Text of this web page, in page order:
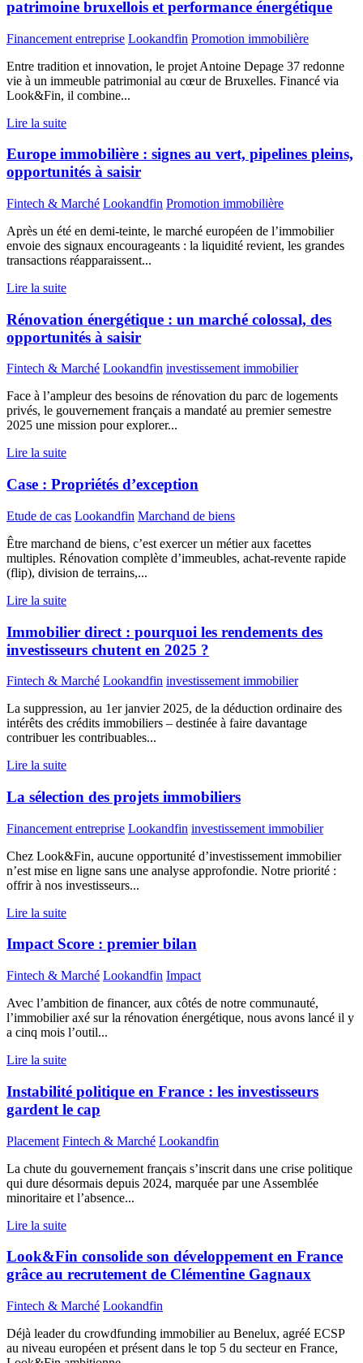
patrimoine bruxellois et performance énergétique
Financement entreprise Lookandfin Promotion immobilière
Entre tradition et innovation, le projet Antoine Depage 37 redonne
vie à un immeuble patrimonial au cœur de Bruxelles. Financé via
Look&Fin, il combine...
Lire la suite
Europe immobilière : signes au vert, pipelines pleins,
opportunités à saisir
Fintech & Marché Lookandfin Promotion immobilière
Après un été en demi-teinte, le marché européen de l’immobilier
envoie des signaux encourageants : la liquidité revient, les grandes
transactions réapparaissent...
Lire la suite
Rénovation énergétique : un marché colossal, des
opportunités à saisir
Fintech & Marché Lookandfin investissement immobilier
Face à l’ampleur des besoins de rénovation du parc de logements
privés, le gouvernement français a mandaté au premier semestre
2025 une mission pour explorer...
Lire la suite
Case : Propriétés d’exception
Etude de cas Lookandfin Marchand de biens
Être marchand de biens, c’est exercer un métier aux facettes
multiples. Rénovation complète d’immeubles, achat-revente rapide
(flip), division de terrains,...
Lire la suite
Immobilier direct : pourquoi les rendements des
investisseurs chutent en 2025 ?
Fintech & Marché Lookandfin investissement immobilier
La suppression, au 1er janvier 2025, de la déduction ordinaire des
intérêts des crédits immobiliers – destinée à faire davantage
contribuer les contribuables...
Lire la suite
La sélection des projets immobiliers
Financement entreprise Lookandfin investissement immobilier
Chez Look&Fin, aucune opportunité d’investissement immobilier
n’est mise en ligne sans une analyse approfondie. Notre priorité :
offrir à nos investisseurs...
Lire la suite
Impact Score : premier bilan
Fintech & Marché Lookandfin Impact
Avec l’ambition de financer, aux côtés de notre communauté,
l’immobilier axé sur la rénovation énergétique, nous avons lancé il y
a cinq mois l’outil...
Lire la suite
Instabilité politique en France : les investisseurs
gardent le cap
Placement Fintech & Marché Lookandfin
La chute du gouvernement français s’inscrit dans une crise politique
qui dure désormais depuis 2024, marquée par une Assemblée
minoritaire et l’absence...
Lire la suite
Look&Fin consolide son développement en France
grâce au recrutement de Clémentine Gagnaux
Fintech & Marché Lookandfin
Déjà leader du crowdfunding immobilier au Benelux, agréé ECSP
au niveau européen et présent dans le top 5 du secteur en France,